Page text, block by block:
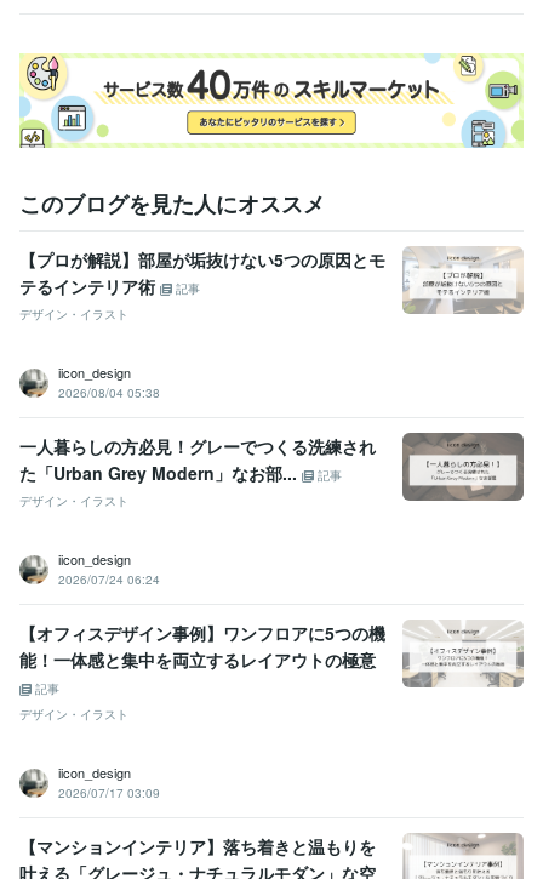
このブログを見た人にオススメ
【プロが解説】部屋が垢抜けない5つの原因とモ
テるインテリア術
記事
デザイン・イラスト
iicon_design
2026/08/04 05:38
一人暮らしの方必見！グレーでつくる洗練され
た「Urban Grey Modern」なお部...
記事
デザイン・イラスト
iicon_design
2026/07/24 06:24
【オフィスデザイン事例】ワンフロアに5つの機
能！一体感と集中を両立するレイアウトの極意
記事
デザイン・イラスト
iicon_design
2026/07/17 03:09
【マンションインテリア】落ち着きと温もりを
叶える「グレージュ・ナチュラルモダン」な空